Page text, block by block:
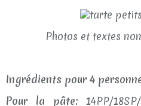
Photos et textes
Ingrédients pour 4
Pour la pâte:
14PP/